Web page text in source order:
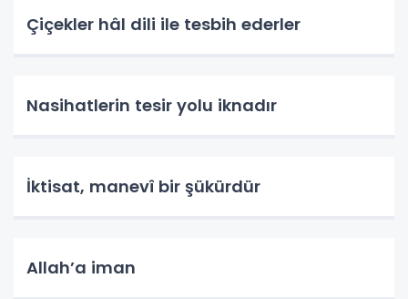
Çiçekler hâl dili ile tesbih ederler
Nasihatlerin tesir yolu iknadır
İktisat, manevî bir şükürdür
Allah’a iman